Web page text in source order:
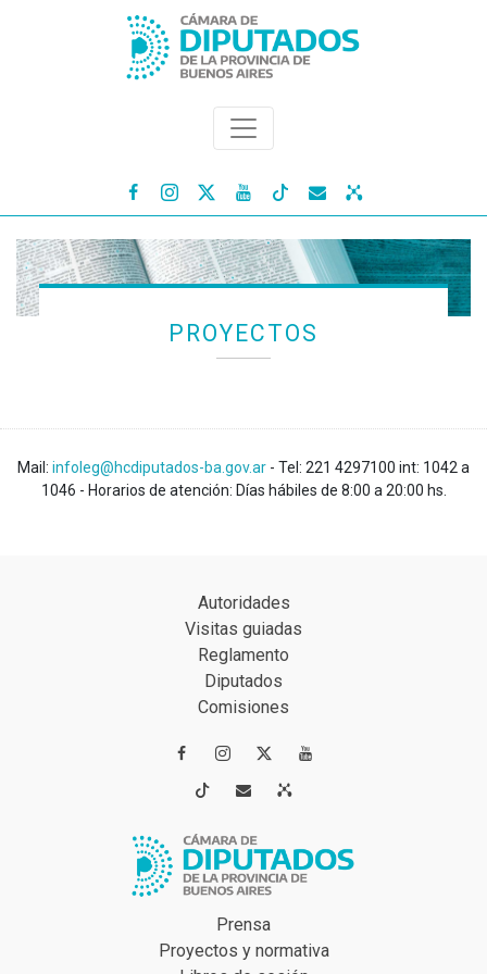
   
PROYECTOS
Mail: infoleg@hcdiputados-ba.gov.ar - Tel: 221 4297100 int: 1042 a
1046 - Horarios de atención: Días hábiles de 8:00 a 20:00 hs.
Autoridades
Visitas guiadas
Reglamento
Diputados
Comisiones
 
 
Prensa
Proyectos y normativa